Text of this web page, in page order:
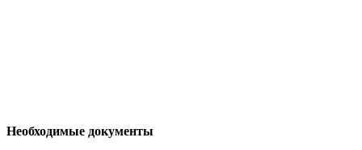
Необходимые документы